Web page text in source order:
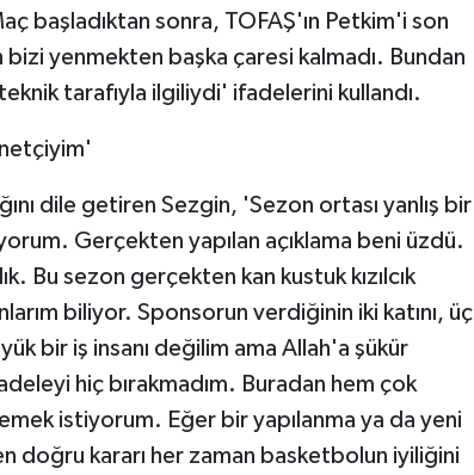
başladıktan sonra, TOFAŞ'ın Petkim'i son
bizi yenmekten başka çaresi kalmadı. Bundan
tarafıyla ilgiliydi' ifadelerini kullandı.
dile getiren Sezgin, 'Sezon ortası yanlış bir
Gerçekten yapılan açıklama beni üzdü.
Bu sezon gerçekten kan kustuk kızılcık
biliyor. Sponsorun verdiğinin iki katını, üç
bir iş insanı değilim ama Allah'a şükür
hiç bırakmadım. Buradan hem çok
istiyorum. Eğer bir yapılanma ya da yeni
doğru kararı her zaman basketbolun iyiliğini